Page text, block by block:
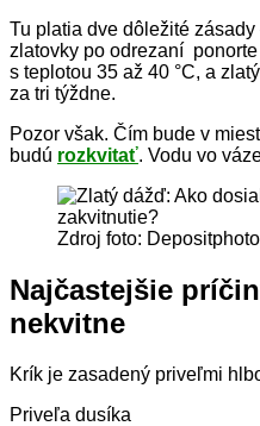
Tu platia dve dôležité
zlatovky po odrezaní
s teplotou 35 až 40 °C, a
za tri týždne.
Pozor však. Čím bude v
budú rozkvitať. Vodu vo
Zdroj foto:
Najčastejšie
nekvitne
Krík je zasadený priveľmi
Priveľa dusíka